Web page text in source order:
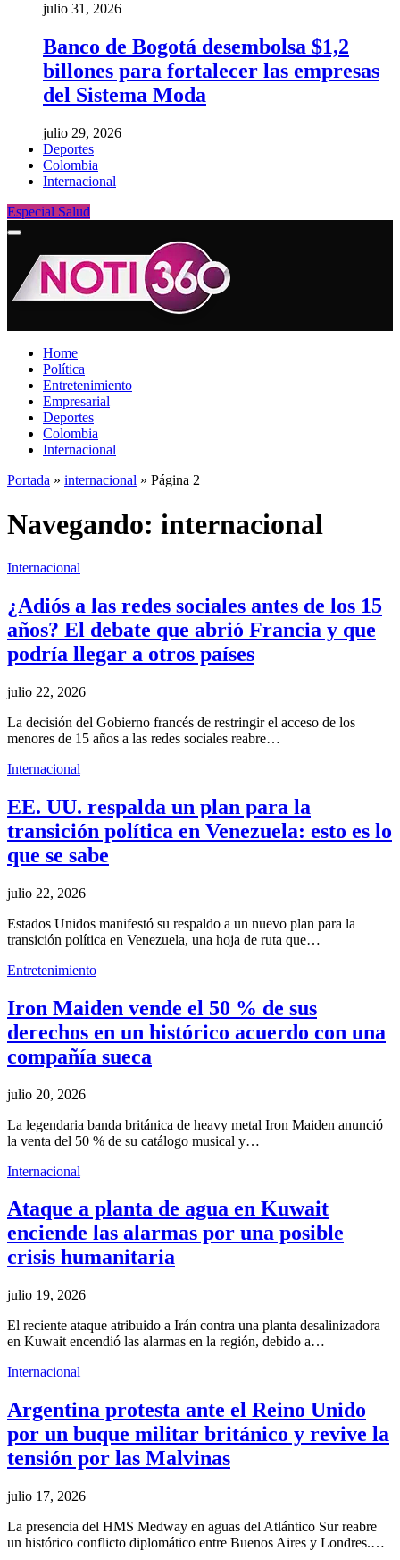
julio 31, 2026
Banco de Bogotá desembolsa $1,2
billones para fortalecer las empresas
del Sistema Moda
julio 29, 2026
Deportes
Colombia
Internacional
Especial Salud
Home
Política
Entretenimiento
Empresarial
Deportes
Colombia
Internacional
Portada » internacional » Página 2
Navegando: internacional
Internacional
¿Adiós a las redes sociales antes de los 15
años? El debate que abrió Francia y que
podría llegar a otros países
julio 22, 2026
La decisión del Gobierno francés de restringir el acceso de los
menores de 15 años a las redes sociales reabre…
Internacional
EE. UU. respalda un plan para la
transición política en Venezuela: esto es lo
que se sabe
julio 22, 2026
Estados Unidos manifestó su respaldo a un nuevo plan para la
transición política en Venezuela, una hoja de ruta que…
Entretenimiento
Iron Maiden vende el 50 % de sus
derechos en un histórico acuerdo con una
compañía sueca
julio 20, 2026
La legendaria banda británica de heavy metal Iron Maiden anunció
la venta del 50 % de su catálogo musical y…
Internacional
Ataque a planta de agua en Kuwait
enciende las alarmas por una posible
crisis humanitaria
julio 19, 2026
El reciente ataque atribuido a Irán contra una planta desalinizadora
en Kuwait encendió las alarmas en la región, debido a…
Internacional
Argentina protesta ante el Reino Unido
por un buque militar británico y revive la
tensión por las Malvinas
julio 17, 2026
La presencia del HMS Medway en aguas del Atlántico Sur reabre
un histórico conflicto diplomático entre Buenos Aires y Londres.…